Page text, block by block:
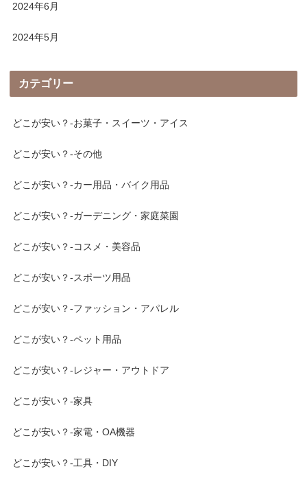
2024年6月
2024年5月
カテゴリー
どこが安い？-お菓子・スイーツ・アイス
どこが安い？-その他
どこが安い？-カー用品・バイク用品
どこが安い？-ガーデニング・家庭菜園
どこが安い？-コスメ・美容品
どこが安い？-スポーツ用品
どこが安い？-ファッション・アパレル
どこが安い？-ペット用品
どこが安い？-レジャー・アウトドア
どこが安い？-家具
どこが安い？-家電・OA機器
どこが安い？-工具・DIY